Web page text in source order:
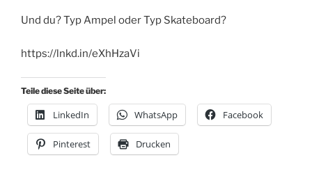
Und du? Typ Ampel oder Typ Skateboard?
https://lnkd.in/eXhHzaVi
Teile diese Seite über:
LinkedIn WhatsApp Facebook
Pinterest Drucken